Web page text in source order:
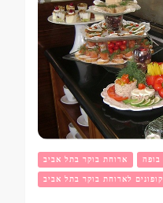
ארוחת בוקר בתל אביב בופה
קופונים לארוחת בוקר בתל אביב